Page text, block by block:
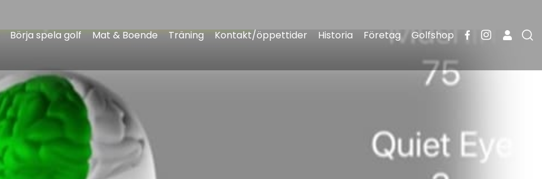
Börja spela golf Mat & Boende Träning Kontakt/öppettider Historia Företag Golfshop